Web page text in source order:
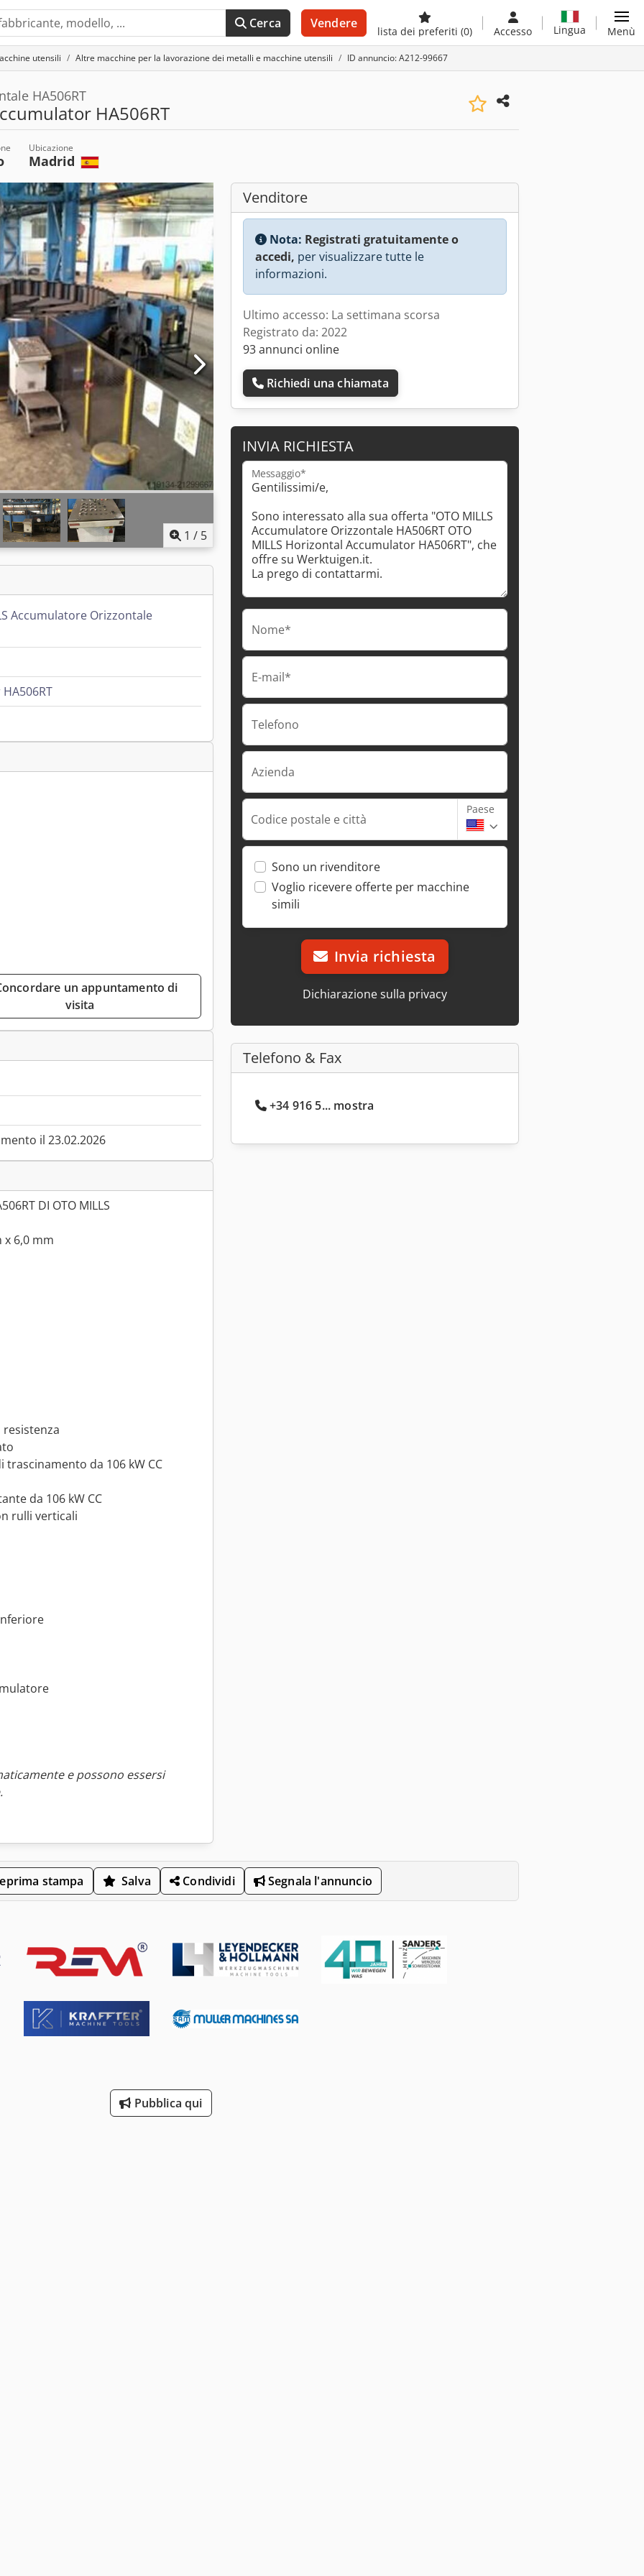
Cerca Vendere
lista dei preferiti (0) Accesso Lingua Menù
utensili Altre macchine per la lavorazione dei metalli e macchine utensili ID annuncio: A212-99667
HA506RT
HA506RT
Ubicazione
Madrid
1 / 5
Accumulatore Orizzontale
visita
il 23.02.2026
DI OTO MILLS
6,0 mm
resistenza
da 106 kW CC
da 106 kW CC
rulli verticali
e possono essersi
Venditore
Nota: Registrati gratuitamente o
accedi, per visualizzare tutte le
informazioni.
Ultimo accesso: La settimana scorsa
Registrato da: 2022
93 annunci online
Richiedi una chiamata
INVIA RICHIESTA
Messaggio*
Nome*
E-mail*
Telefono
Azienda
Codice postale e città
Paese
Sono un rivenditore
Voglio ricevere offerte per macchine
simili
Invia richiesta
Dichiarazione sulla privacy
Telefono & Fax
+34 916 5... mostra
stampa Salva Condividi Segnala l'annuncio
Pubblica qui